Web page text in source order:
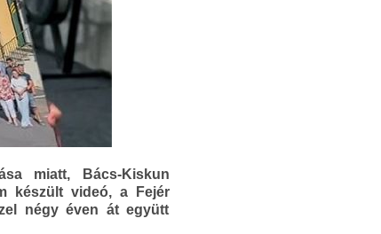
miatt, Bács-Kiskun
készült videó, a Fejér
négy éven át együtt